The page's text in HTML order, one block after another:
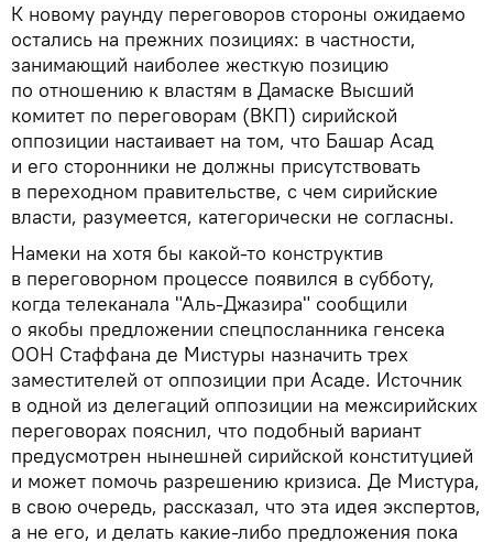
К новому раунду переговоров стороны ожидаемо
остались на прежних позициях: в частности,
занимающий наиболее жесткую позицию
по отношению к властям в Дамаске Высший
комитет по переговорам (ВКП) сирийской
оппозиции настаивает на том, что Башар Асад
и его сторонники не должны присутствовать
в переходном правительстве, с чем сирийские
власти, разумеется, категорически не согласны.
Намеки на хотя бы какой-то конструктив
в переговорном процессе появился в субботу,
когда телеканала "Аль-Джазира" сообщили
о якобы предложении спецпосланника генсека
ООН Стаффана де Мистуры назначить трех
заместителей от оппозиции при Асаде. Источник
в одной из делегаций оппозиции на межсирийских
переговорах пояснил, что подобный вариант
предусмотрен нынешней сирийской конституцией
и может помочь разрешению кризиса. Де Мистура,
в свою очередь, рассказал, что эта идея экспертов,
а не его, и делать какие-либо предложения пока